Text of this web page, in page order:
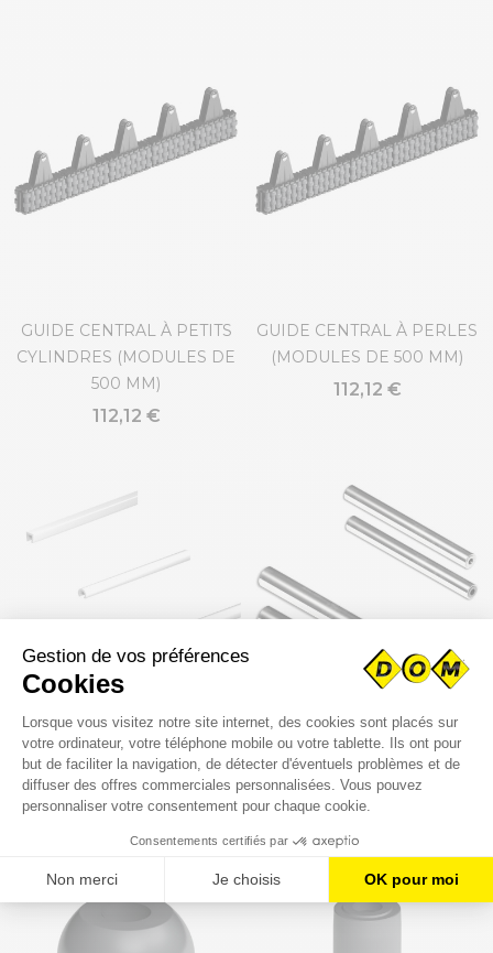
GUIDE CENTRAL À PETITS
CYLINDRES (MODULES DE
500 MM)
112,12 €
GUIDE CENTRAL À PERLES
(MODULES DE 500 MM)
112,12 €
GUIDES PRODUIT
EXTRUDÉS EN ROULEAUX
ROULEAU POUR MODULE
DE TRANSFERT